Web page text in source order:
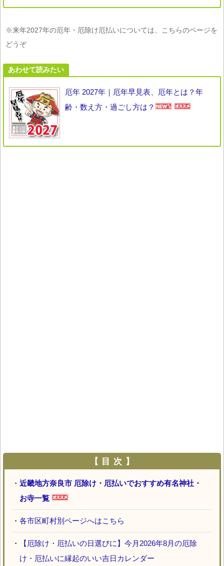
※来年2027年の厄年・厄除け厄払いについては、こちらのページを
どうぞ
あわせて読みたい
厄年 2027年｜厄年早見表、厄年とは？年
齢・数え方・過ごし方は？
【 目 次 】
・ 近畿地方奈良市 厄除け・厄払いでおすすめ有名神社・
お寺一覧
・ 各市区町村別ページへはこちら
・
【厄除け・厄払いの日選びに】今月2026年8月の厄除
け・厄払いに縁起のいい吉日カレンダー